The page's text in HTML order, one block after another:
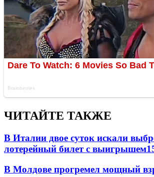
ЧИТАЙТЕ ТАКЖЕ
В Италии двое суток искали
лотерейный билет с выигрышем
В Молдове прогремел мощный